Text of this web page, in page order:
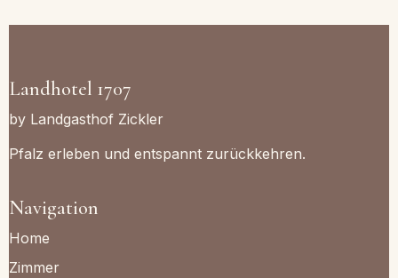
Landhotel 1707
by Landgasthof Zickler
Pfalz erleben und entspannt zurückkehren.
Navigation
Home
Zimmer